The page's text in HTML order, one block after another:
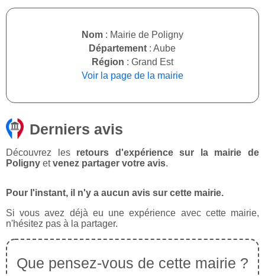
Nom : Mairie de Poligny
Département : Aube
Région : Grand Est
Voir la page de la mairie
Derniers avis
Découvrez les retours d'expérience sur la mairie de
Poligny etvenez partager votre avis.
Pour l'instant, il n'y a aucun avis sur cette mairie.
Si vous avez déjà eu une expérience avec cette mairie,
n'hésitez pas à la partager.
Que pensez-vous de cette mairie ?